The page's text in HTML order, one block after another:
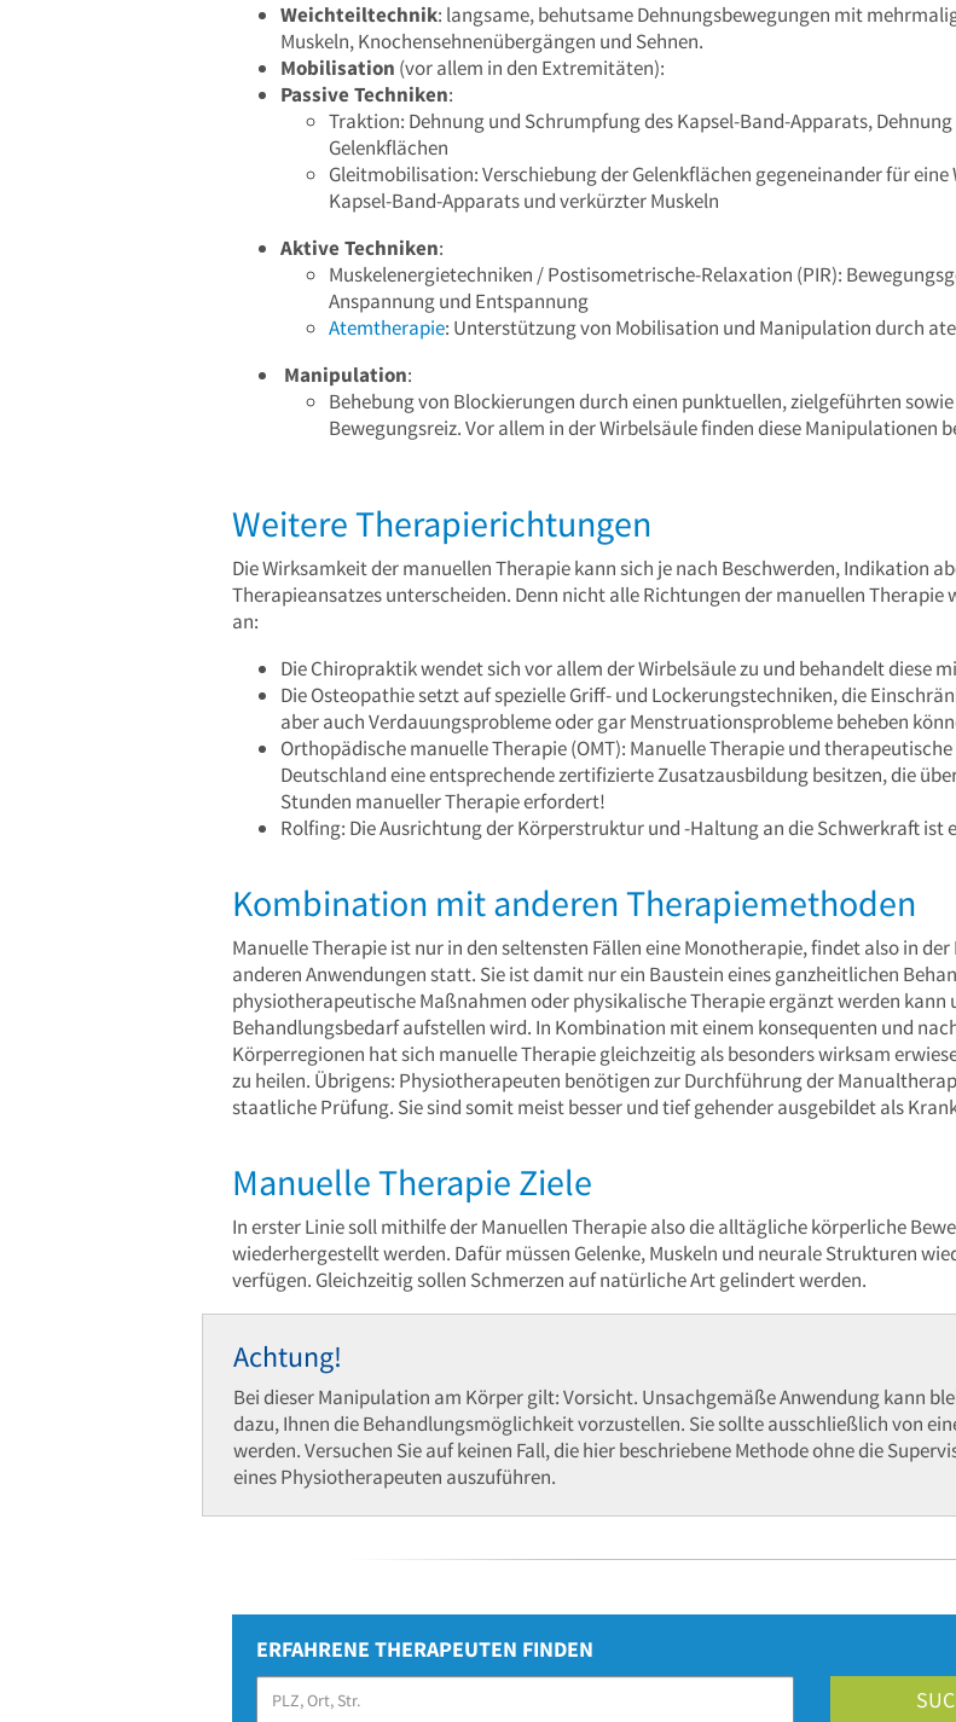
Weichteiltechnik: langsame, behutsame Dehnungsbewegungen mit
Muskeln, Knochensehnenübergängen und Sehnen.
Mobilisation (vor allem in den Extremitäten):
Passive Techniken:
Traktion: Dehnung und Schrumpfung des Kapsel-Band-Apparats,
Gelenkflächen
Gleitmobilisation: Verschiebung der Gelenkflächen gegeneinander für
Kapsel-Band-Apparats und verkürzter Muskeln
Aktive Techniken:
Muskelenergietechniken / Postisometrische-Relaxation (PIR):
Anspannung und Entspannung
Atemtherapie: Unterstützung von Mobilisation und Manipulation durch
Manipulation:
Behebung von Blockierungen durch einen punktuellen, zielgeführten
Bewegungsreiz. Vor allem in der Wirbelsäule finden diese Manipulationen
Weitere Therapierichtungen
Die Wirksamkeit der manuellen Therapie kann sich je nach Beschwerden, Indikation
Therapieansatzes unterscheiden. Denn nicht alle Richtungen der manuellen Therapie
an:
Die Chiropraktik wendet sich vor allem der Wirbelsäule zu und behandelt diese
Die Osteopathie setzt auf spezielle Griff- und Lockerungstechniken, die
aber auch Verdauungsprobleme oder gar Menstruationsprobleme beheben
Orthopädische manuelle Therapie (OMT): Manuelle Therapie und
Deutschland eine entsprechende zertifizierte Zusatzausbildung besitzen, die
Stunden manueller Therapie erfordert!
Rolfing: Die Ausrichtung der Körperstruktur und -Haltung an die Schwerkraft ist
Kombination mit anderen Therapiemethoden
Manuelle Therapie ist nur in den seltensten Fällen eine Monotherapie, findet also in
anderen Anwendungen statt. Sie ist damit nur ein Baustein eines ganzheitlichen
physiotherapeutische Maßnahmen oder physikalische Therapie ergänzt werden
Behandlungsbedarf aufstellen wird. In Kombination mit einem konsequenten und
Körperregionen hat sich manuelle Therapie gleichzeitig als besonders wirksam
zu heilen. Übrigens: Physiotherapeuten benötigen zur Durchführung der
staatliche Prüfung. Sie sind somit meist besser und tief gehender ausgebildet als
Manuelle Therapie Ziele
In erster Linie soll mithilfe der Manuellen Therapie also die alltägliche körperliche
wiederhergestellt werden. Dafür müssen Gelenke, Muskeln und neurale Strukturen
verfügen. Gleichzeitig sollen Schmerzen auf natürliche Art gelindert werden.
Achtung!
Bei dieser Manipulation am Körper gilt: Vorsicht. Unsachgemäße Anwendung kann
dazu, Ihnen die Behandlungsmöglichkeit vorzustellen. Sie sollte ausschließlich von
werden. Versuchen Sie auf keinen Fall, die hier beschriebene Methode ohne die
eines Physiotherapeuten auszuführen.
ERFAHRENE THERAPEUTEN FINDEN